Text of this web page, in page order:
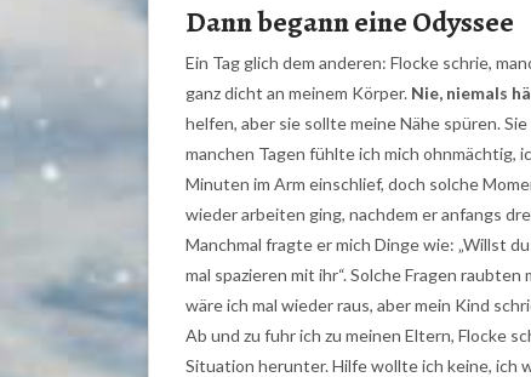
Dann begann eine Odyssee
Ein Tag glich dem anderen: Flocke schrie,
ganz dicht an meinem Körper. Nie, niemals
helfen, aber sie sollte meine Nähe spüren.
manchen Tagen fühlte ich mich ohnmächtig,
Minuten im Arm einschlief, doch solche
wieder arbeiten ging, nachdem er anfangs
Manchmal fragte er mich Dinge wie: „Willst
mal spazieren mit ihr“. Solche Fragen
wäre ich mal wieder raus, aber mein Kind
Ab und zu fuhr ich zu meinen Eltern, Flocke
Situation herunter. Hilfe wollte ich keine, ich